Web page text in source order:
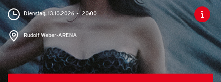
Dienstag, 13.10.2026 20:00
Rudolf Weber-ARENA